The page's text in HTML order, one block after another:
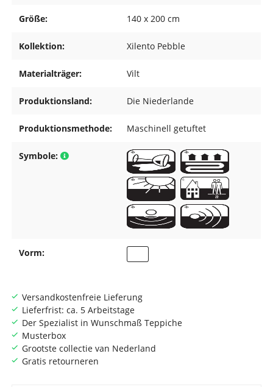
Versandkostenfreie Lieferung
Lieferfrist: ca. 5 Arbeitstage
Der Spezialist in Wunschmaß Teppiche
Musterbox
Grootste collectie van Nederland
Gratis retourneren
Größe: 140 x 200 cm
Kollektion: Xilento Pebble
Materialträger: Vilt
Produktionsland: Die Niederlande
Produktionsmethode: Maschinell getuftet
Symbole:
Vorm: